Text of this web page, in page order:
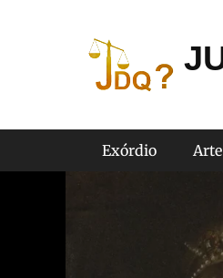
Menu
Exórdio